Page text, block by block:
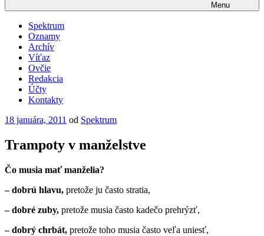
Menu
Spektrum
Oznamy
Archív
Víťaz
Ovčie
Redakcia
Účty
Kontakty
Publikované
18 januára, 2011 od Spektrum
Trampoty v manželstve
Čo musia mať manželia?
– dobrú hlavu, pretože ju často stratia,
– dobré zuby, pretože musia často kadečo prehrýzť,
– dobrý chrbát, pretože toho musia často veľa uniesť,